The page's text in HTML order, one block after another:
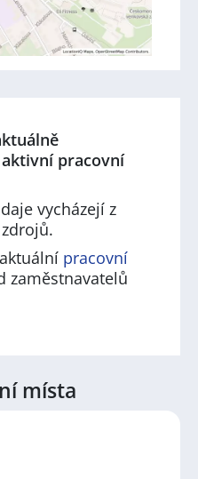
pracovní
vycházejí z
pracovní
zaměstnavatelů
místa